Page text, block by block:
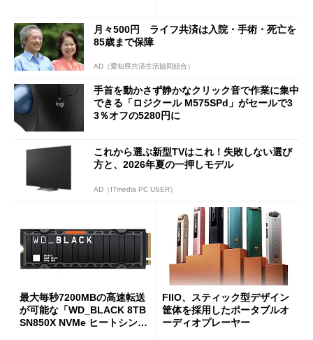
月々500円 ライフ共済は入院・手術・死亡を
85歳まで保障
AD（愛知県共済生活協同組合）
手首を動かさず静かなクリック音で作業に集中
できる「ロジクール M575SPd」がセールで3
3％オフの5280円に
これから選ぶ新型TVはこれ！失敗しない選び
方と、2026年夏の一押しモデル
AD（ITmedia PC USER）
最大毎秒7200MBの高速転送
が可能な「WD_BLACK 8TB
SN850X NVMe ヒートシンク
FIIO、スティック型デザイン
筐体を採用したポータブルオ
ーディオプレーヤー